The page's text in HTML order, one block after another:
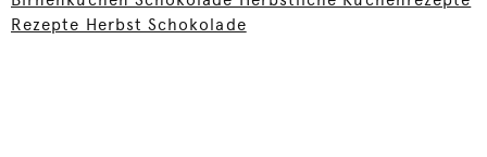
Rezepte Herbst Schokolade